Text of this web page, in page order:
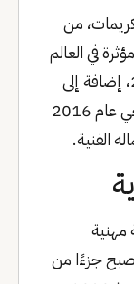
من
50 شخصية مؤثرة في العالم
العربي من مجلة “نيوزويك” عام 2005، إضافة إلى
تكريم الجمعية الأمريكية للإعلام الخارجي عام 2016
الفنية.
مهنية
جزءًا من